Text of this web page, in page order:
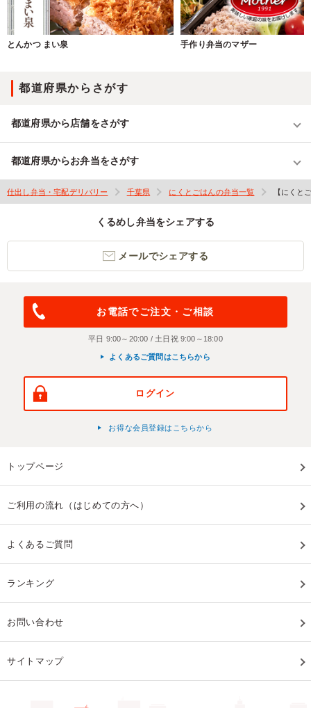
とんかつ まい泉 手作り弁当のマザー
都道府県からさがす
都道府県から店舗をさがす
都道府県からお弁当をさがす
仕出し弁当・宅配デリバリー 千葉県 にくとごはんの弁当一覧 【にくと
くるめし弁当をシェアする
メールでシェアする
お電話でご注文・ご相談
平日 9:00～20:00 / 土日祝 9:00～18:00
よくあるご質問はこちらから
ログイン
お得な会員登録はこちらから
トップページ
ご利用の流れ（はじめての方へ）
よくあるご質問
ランキング
お問い合わせ
サイトマップ